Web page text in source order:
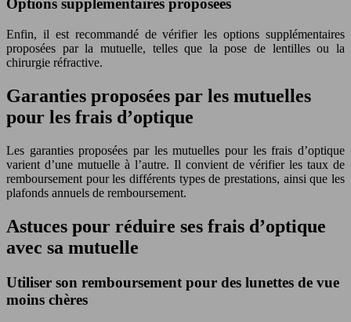
Options supplémentaires proposées
Enfin, il est recommandé de vérifier les options supplémentaires
proposées par la mutuelle, telles que la pose de lentilles ou la
chirurgie réfractive.
Garanties proposées par les mutuelles
pour les frais d’optique
Les garanties proposées par les mutuelles pour les frais d’optique
varient d’une mutuelle à l’autre. Il convient de vérifier les taux de
remboursement pour les différents types de prestations, ainsi que les
plafonds annuels de remboursement.
Astuces pour réduire ses frais d’optique
avec sa mutuelle
Utiliser son remboursement pour des lunettes de vue
moins chères